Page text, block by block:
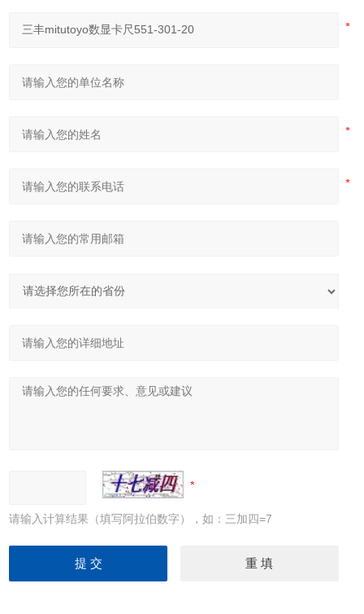
请输入计算结果（填写阿拉伯数字），如：三加四=7